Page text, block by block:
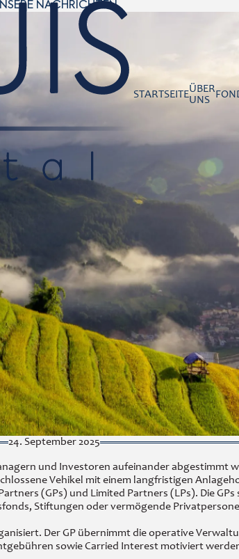
STARTSEITEÜBER
UNS
NACHRICHTEN
24. September 2025
und Investoren aufeinander abgestimmt
Vehikel mit einem langfristigen
(GPs) und Limited Partners (LPs). Die
Stiftungen oder vermögende
Der GP übernimmt die operative
sowie Carried Interest motiviert